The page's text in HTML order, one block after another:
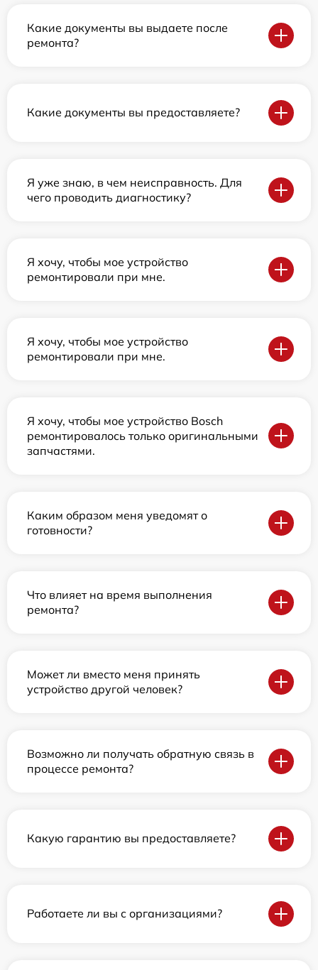
Какие документы вы выдаете после
ремонта?
Какие документы вы предоставляете?
Я уже знаю, в чем неисправность. Для
чего проводить диагностику?
Я хочу, чтобы мое устройство
ремонтировали при мне.
Я хочу, чтобы мое устройство
ремонтировали при мне.
Я хочу, чтобы мое устройство Bosch
ремонтировалось только оригинальными
запчастями.
Каким образом меня уведомят о
готовности?
Что влияет на время выполнения
ремонта?
Может ли вместо меня принять
устройство другой человек?
Возможно ли получать обратную связь в
процессе ремонта?
Какую гарантию вы предоставляете?
Работаете ли вы с организациями?